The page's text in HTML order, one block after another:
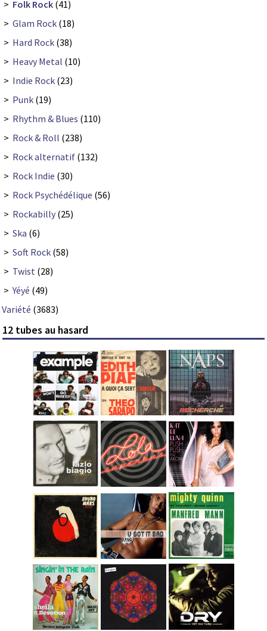
> Folk Rock (41)
> Glam Rock (18)
> Hard Rock (38)
> Heavy Metal (10)
> Indie Rock (23)
> Punk (19)
> Rhythm & Blues (110)
> Rock & Roll (238)
> Rock alternatif (132)
> Rock Indie (30)
> Rock Psychédélique (56)
> Rockabilly (25)
> Ska (6)
> Soft Rock (58)
> Twist (28)
>Yéyé (49)
Variété (3683)
12 tubes au hasard